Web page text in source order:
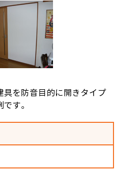
具を防音目的に開きタイプ
す。